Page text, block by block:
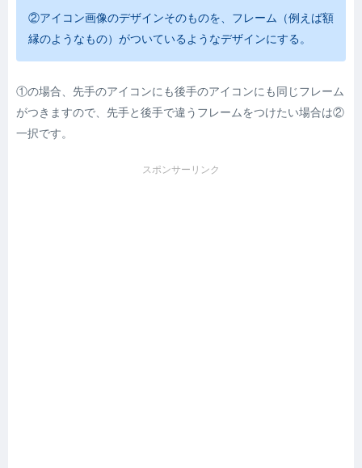
②アイコン画像のデザインそのものを、フレーム（例えば額
縁のようなもの）がついているようなデザインにする。
①の場合、先手のアイコンにも後手のアイコンにも同じフレーム
がつきますので、先手と後手で違うフレームをつけたい場合は②
一択です。
スポンサーリンク